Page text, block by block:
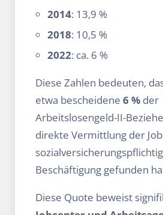
2014: 13,9 %
2018: 10,5 %
2022: ca. 6 %
Diese Zahlen bedeuten,
etwa bescheidene 6 % der
Arbeitslosengeld-II-
direkte Vermittlung der
Beschäftigung gefunden
Diese Quote beweist